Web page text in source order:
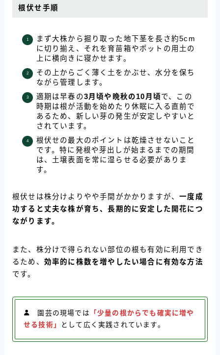
根伏せ手順
まず大株から掘り取った地下茎を長さ約5cm
に切り揃え、それを育苗箱やポットの用土の
上に横向きに寝かせます。
その上からごく薄く土をかぶせ、水分を保ち
ながら管理します。
適期は早春の3月頃や晩秋の10月頃で、この
時期は根が活動を始めたり休眠に入る直前で
あるため、新しい芽の発生が安定しやすいと
されています。
根伏せの最大のポイントは乾燥させないこと
です。特に発根や芽出しが始まるまでの期間
は、土壌表面を常に湿らせる必要がありま
す。
根伏せは株分けよりやや手間がかかりますが、一度成
功すると丈夫な株が育ち、長期的に安定した開花につ
ながります。
また、株分けで得られない部位の根も有効に利用でき
るため、 効率的に株数を増やしたい場合に有効な方法
です。
園芸の現場では
「少量の根からでも確実に増や
せる技術」
として広く実践されています。